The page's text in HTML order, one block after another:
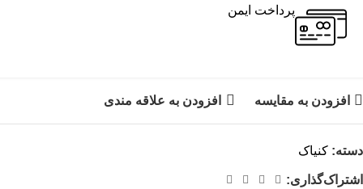
پرداخت ایمن
افزودن به مقایسه افزودن به علاقه مندی
دسته: کنیاک
اشتراک‌گذاری: